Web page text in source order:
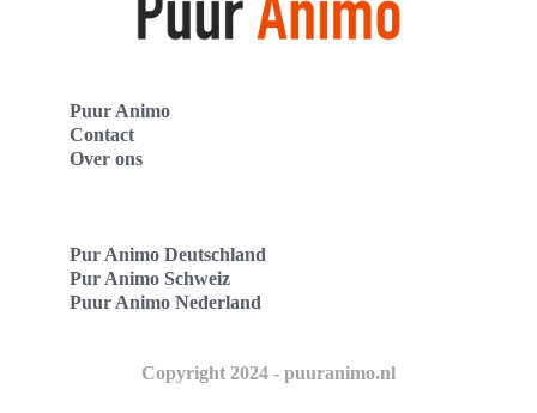
Puur Animo
Contact
Over ons
Pur Animo Deutschland
Pur Animo Schweiz
Puur Animo Nederland
Copyright 2024 - puuranimo.nl